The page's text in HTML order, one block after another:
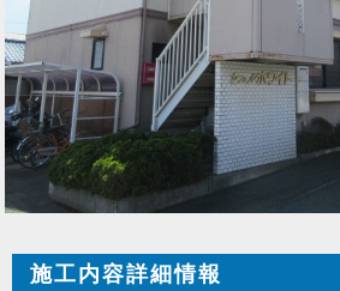
施工内容詳細情報